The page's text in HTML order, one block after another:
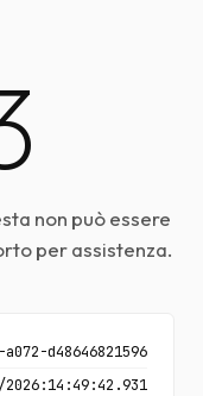
non può essere
per assistenza.
d48646821596
2026:14:49:42.931